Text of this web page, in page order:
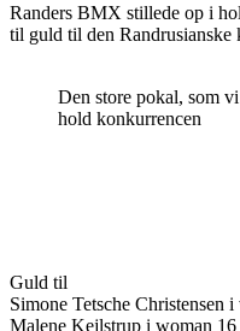
Randers BMX stillede op i
til guld til den Randrusianske
Den store pokal, som
hold konkurrencen
Guld til
Simone Tetsche Christensen
Malene Kejlstrup i woman 16